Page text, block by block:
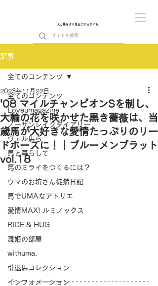
人と馬をより身近にするサイト。
記事
全てのコンテンツ
Loveumagazine
ノーザンレイクダイアリー
ヴェル馬ら
馬と暮らして
馬のミライをつくるには？
ウマのお坊さん徒然日記
馬でUMAなアトリエ
愛情MAX! ルミノックス
RIDE & HUG
舞姫の部屋
withuma.
引退馬コレクション
インフォメーション
全てのコンテンツ
'08 マイルチャンピオンSを制し、
大輪の花を咲かせた黒き薔薇は、当
歳馬が大好きな愛情たっぷりのリー
ドホースに！｜ブルーメンブラット
vol.18
2023年11月22日